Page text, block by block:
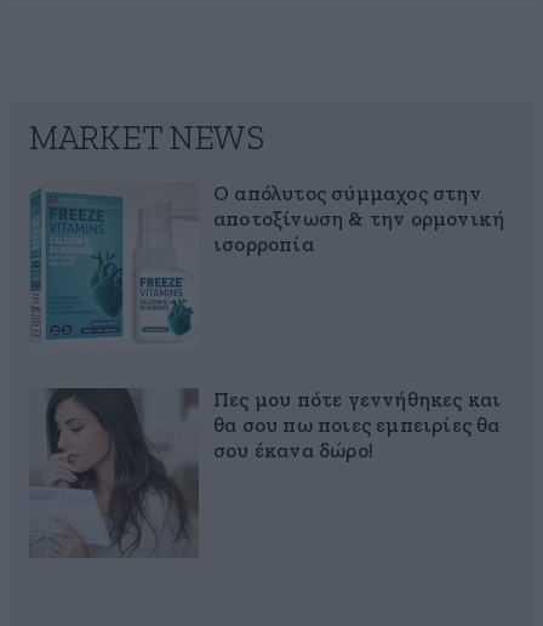
MARKET NEWS
Ο απόλυτος σύμμαχος στην
αποτοξίνωση & την ορμονική
ισορροπία
Πες μου πότε γεννήθηκες και
θα σου πω ποιες εμπειρίες θα
σου έκανα δώρο!